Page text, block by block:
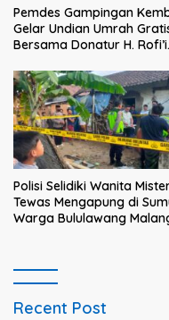
Pemdes Gampingan
Gelar Undian Umrah
Bersama Donatur H. Rofi’i
bagi Pejuang Sosial
Polisi Selidiki Wanita
Tewas Mengapung di
Warga Bululawang
Recent Post